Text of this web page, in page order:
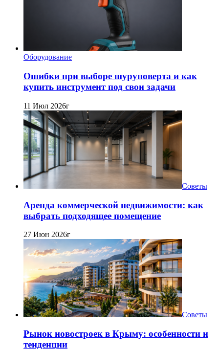
Оборудование
Ошибки при выборе шуруповерта и как
купить инструмент под свои задачи
11 Июл 2026г
Советы
Аренда коммерческой недвижимости: как
выбрать подходящее помещение
27 Июн 2026г
Советы
Рынок новостроек в Крыму: особенности и
тенденции